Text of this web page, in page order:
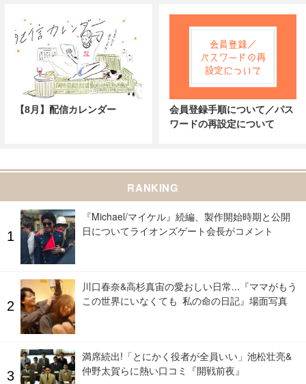
【8月】配信カレンダー
会員登録手順について／パス
ワードの再設定について
RANKING
『Michael/マイケル』続編、製作開始時期と公開
日についてライオンズゲート会長がコメント
川口春奈&高杉真宙の愛おしい日常...『ママがもう
この世界にいなくても 私の命の日記』場面写真
満席続出!「とにかく役者が全員いい」池松壮亮&
仲野太賀らに熱い口コミ『開戦前夜』